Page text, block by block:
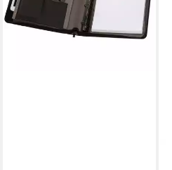
-12%
lieferbar - in 2-3 Werktagen bei dir